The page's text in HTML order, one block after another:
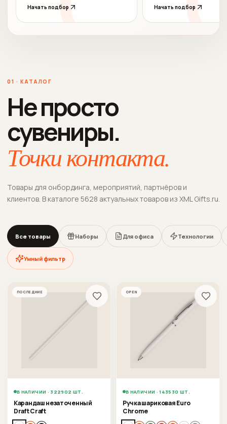
Начать подбор Начать подбор
01 · КАТАЛОГ
Не просто
сувениры.
Точки контакта.
Товары для онбординга, мероприятий, партнёров и
клиентов. В каталоге 5628 актуальных товаров из XML Gifts.ru.
Все товары Наборы Для офиса Технологии
Умный фильтр
ПОСЛЕДНИЕ
В НАЛИЧИИ · 322902 ШТ.
Карандаш незаточенный
Draft Craft
OPEN
В НАЛИЧИИ · 143530 ШТ.
Ручка шариковая Euro
Chrome